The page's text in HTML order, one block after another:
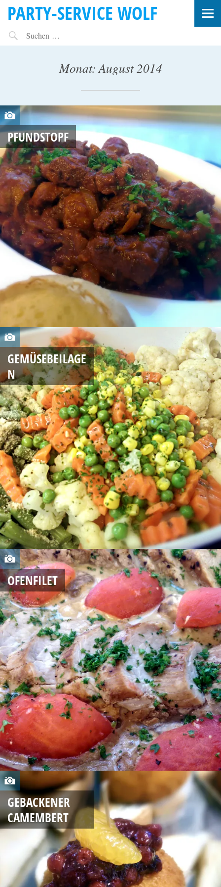
PARTY-SERVICE WOLF
Monat:August 2014
A
U
U
T
2
8
,
2
4
PFUNDSTOPF
A
U
U
S
T
2
6
,
2
0
1
4
GEMÜSEBEILAGE
N
A
U
G
U
S
T
2
6
,
2
0
1
4
OFENFILET
U
G
U
GEBACKENER
CAMEMBERT